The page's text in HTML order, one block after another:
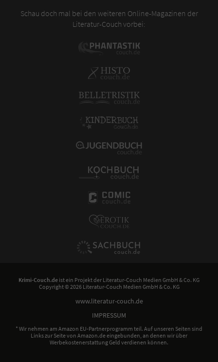
Schau doch mal bei den weiteren Online-Magazinen der
Literatur-Couch vorbei:
Krimi-Couch.de ist ein Projekt der Literatur-Couch Medien GmbH & Co. KG
Copyright © 2026 Literatur-Couch Medien GmbH & Co. KG
www.literatur-couch.de
IMPRESSUM
* Wir nehmen am Amazon EU-Partnerprogramm teil. Auf unseren Seiten sind
Links zur Seite von Amazon.de eingebunden, an denen wir über
Werbekostenerstattung Geld verdienen können.